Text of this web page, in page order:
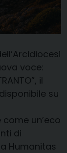
voce:
il
su
un’eco
di
Humanitas